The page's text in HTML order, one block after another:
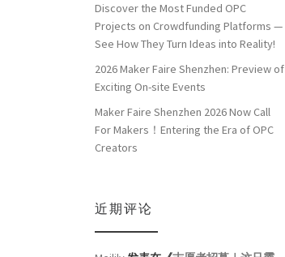
Discover the Most Funded OPC
Projects on Crowdfunding Platforms —
See How They Turn Ideas into Reality!
2026 Maker Faire Shenzhen: Preview of
Exciting On-site Events
Maker Faire Shenzhen 2026 Now Call
For Makers！Entering the Era of OPC
Creators
近期评论